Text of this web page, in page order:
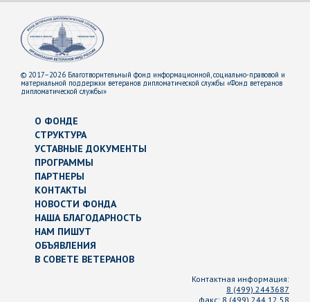
© 2017–2026 Благотворительный фонд информационной, социально-правовой и
материальной поддержки ветеранов дипломатической службы «Фонд ветеранов
дипломатической службы»
О ФОНДЕ
СТРУКТУРА
УСТАВНЫЕ ДОКУМЕНТЫ
ПРОГРАММЫ
ПАРТНЕРЫ
КОНТАКТЫ
НОВОСТИ ФОНДА
НАША БЛАГОДАРНОСТЬ
НАМ ПИШУТ
ОБЪЯВЛЕНИЯ
В СОВЕТЕ ВЕТЕРАНОВ
Контактная информация:
8 (499) 2443687
факс: 8 (499) 244 12 58